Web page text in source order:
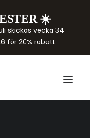
☀️
skickas vecka 34
för 20% rabatt